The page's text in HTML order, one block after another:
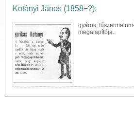
Kotányi János (1858−?):
gyáros,
megalapítója.